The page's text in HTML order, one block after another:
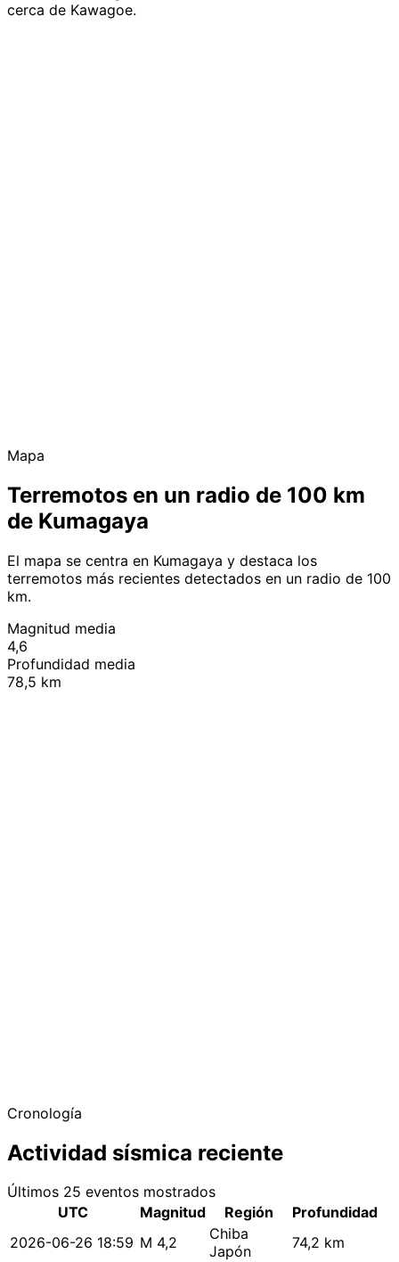
cerca de Kawagoe.
Mapa
Terremotos en un radio de 100 km
de Kumagaya
El mapa se centra en Kumagaya y destaca los
terremotos más recientes detectados en un radio de 100
km.
Magnitud media
4,6
Profundidad media
78,5 km
Cronología
Actividad sísmica reciente
Últimos 25 eventos mostrados
UTC
Magnitud Región
Profundidad
2026-06-26 18:59 M 4,2
Chiba
Japón
74,2 km